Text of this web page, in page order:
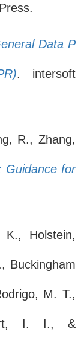
Data P
. intersoft
R., Zhang,
Guidance for
K., Holstein,
Buckingham
M. T.,
I. I., &